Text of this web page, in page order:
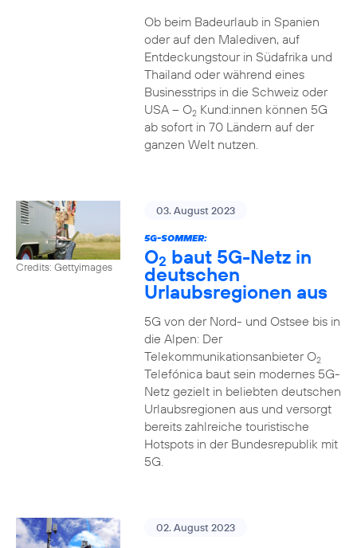
Ob beim Badeurlaub in Spanien
oder auf den Malediven, auf
Entdeckungstour in Südafrika und
Thailand oder während eines
Businesstrips in die Schweiz oder
USA – O2Kund:innen können 5G
ab sofort in 70 Ländern auf der
ganzen Welt nutzen.
Credits: Gettyimages
03. August 2023
5G-SOMMER:
O2 baut 5G-Netz in
deutschen
Urlaubsregionen aus
5G von der Nord- und Ostsee bis in
die Alpen: Der
Telekommunikationsanbieter O2
Telefónica baut sein modernes 5G-
Netz gezielt in beliebten deutschen
Urlaubsregionen aus und versorgt
bereits zahlreiche touristische
Hotspots in der Bundesrepublik mit
5G.
02. August 2023